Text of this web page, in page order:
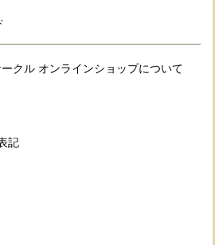
クル オンラインショップについて
記